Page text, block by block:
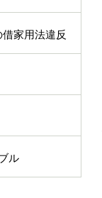
家用法違反
ル